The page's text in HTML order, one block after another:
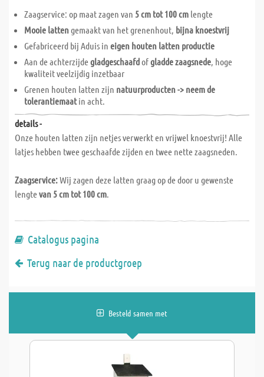
Zaagservice: op maat zagen van 5 cm tot 100 cm lengte
Mooie lattengemaakt van het grenenhout, bijna knoestvrij
Gefabriceerd bij Aduis in eigen houten latten productie
Aan de achterzijdegladgeschaafdofgladde zaagsnede, hoge
kwaliteit veelzijdig inzetbaar
Grenen houten latten zijn natuurproducten -> neem de
tolerantiemaatin acht.
details -
Onze houten latten zijn netjes verwerkt en vrijwel knoestvrij! Alle
latjes hebben twee geschaafde zijden en twee nette zaagsneden.
Zaagservice:Wij zagen deze latten graag op de door u gewenste
lengtevan 5 cm tot 100 cm.
Catalogus pagina
Terug naar de productgroep
Besteld samen met